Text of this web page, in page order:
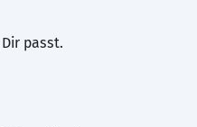
passt.